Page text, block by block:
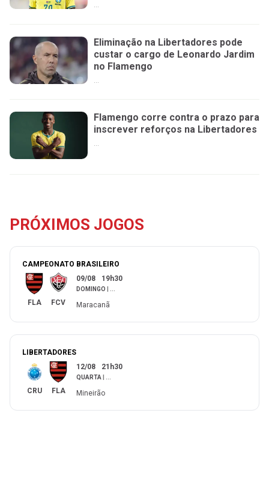
...
Eliminação na Libertadores pode
custar o cargo de Leonardo Jardim
no Flamengo
Flamengo corre contra o prazo para
inscrever reforços na Libertadores
...
PRÓXIMOS JOGOS
CAMPEONATO BRASILEIRO
FLA FCV
09/08 19h30
DOMINGO
Maracanã
LIBERTADORES
CRU FLA
12/08 21h30
QUARTA
Mineirão